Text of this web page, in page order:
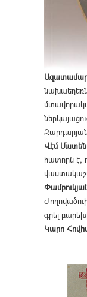
Վէմ
հատորն է,
գրել
Կարո